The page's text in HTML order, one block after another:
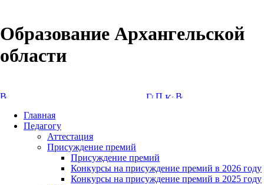
Образование Архангельской
области
Главная
Педагогу
Аттестация
Присуждение премий
Присуждение премий
Конкурсы на присуждение премий в 2026 году
Конкурсы на присуждение премий в 2025 году